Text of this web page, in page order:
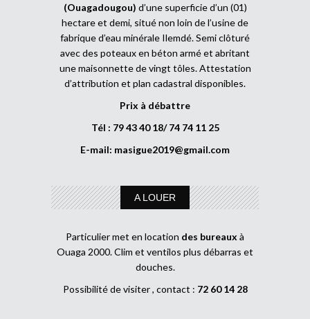
(Ouagadougou) d’une superficie d’un (01)
hectare et demi, situé non loin de l’usine de
fabrique d’eau minérale Ilemdé. Semi clôturé
avec des poteaux en béton armé et abritant
une maisonnette de vingt tôles. Attestation
d’attribution et plan cadastral disponibles.
Prix à débattre
Tél : 79 43 40 18/ 74 74 11 25
E-mail: masigue2019@gmail.com
A LOUER
Particulier met en location des bureaux à
Ouaga 2000. Clim et ventilos plus débarras et
douches.
Possibilité de visiter , contact : 72 60 14 28